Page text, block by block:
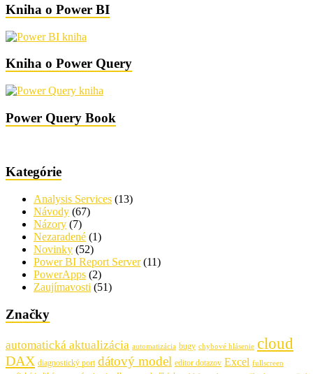
Kniha o Power BI
Kniha o Power Query
Power Query Book
Kategórie
Analysis Services (13)
Návody (67)
Názory (7)
Nezaradené (1)
Novinky (52)
Power BI Report Server(11)
PowerApps (2)
Zaujímavosti (51)
Značky
automatická aktualizácia automatizácia bugy chybové hlásenie cloud
DAX diagnostický port dátový model editor dotazov Excel fullscreen